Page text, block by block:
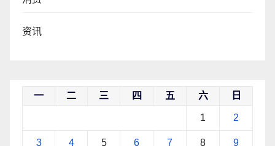
资讯
一 二 三 四 五 六 日
1 2
3 4 5 6 7 8 9